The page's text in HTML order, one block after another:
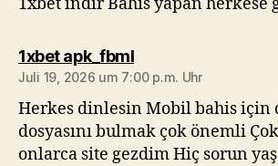
1xbet apk_fbmlsagt:
Juli 19, 2026 um 7:00 p.m. Uhr
Herkes dinlesin Mobil bahis için
dosyasını bulmak çok önemli
onlarca site gezdim Hiç sorun